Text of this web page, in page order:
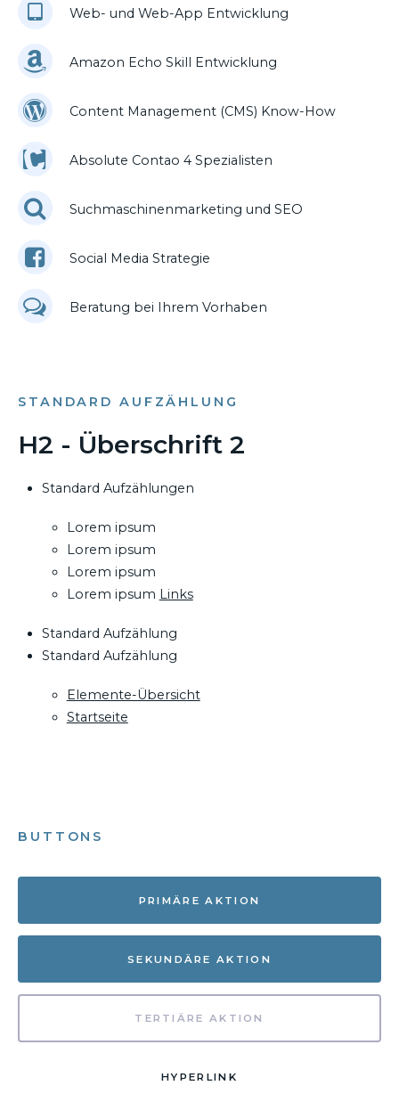
Web- und Web-App Entwicklung
Amazon Echo Skill Entwicklung
Content Management (CMS) Know-How
Absolute Contao 4 Spezialisten
Suchmaschinenmarketing und SEO
Social Media Strategie
Beratung bei Ihrem Vorhaben
STANDARD AUFZÄHLUNG
H2 - Überschrift 2
Standard Aufzählungen
Lorem ipsum
Lorem ipsum
Lorem ipsum
Lorem ipsum Links
Standard Aufzählung
Standard Aufzählung
Elemente-Übersicht
Startseite
BUTTONS
PRIMÄRE AKTION
SEKUNDÄRE AKTION
TERTIÄRE AKTION
HYPERLINK